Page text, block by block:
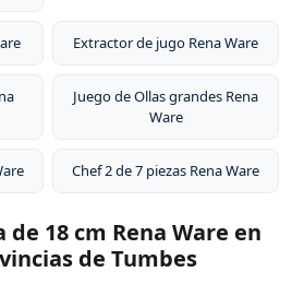
Extractor de jugo Rena Ware
Juego de Ollas grandes Rena
Ware
Chef 2 de 7 piezas Rena Ware
18 cm Rena Ware en
de Tumbes